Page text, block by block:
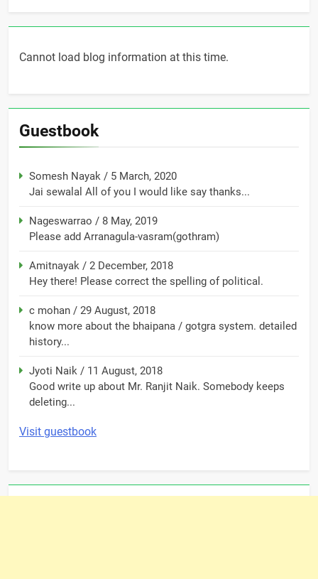
Cannot load blog information at this time.
Guestbook
Somesh Nayak / 5 March, 2020
Jai sewalal All of you I would like say thanks...
Nageswarrao / 8 May, 2019
Please add Arranagula-vasram(gothram)
Amitnayak / 2 December, 2018
Hey there! Please correct the spelling of political.
c mohan / 29 August, 2018
know more about the bhaipana / gotgra system. detailed
history...
Jyoti Naik / 11 August, 2018
Good write up about Mr. Ranjit Naik. Somebody keeps
deleting...
Visit guestbook